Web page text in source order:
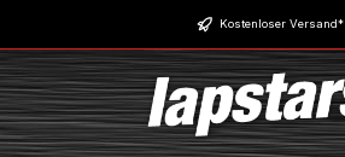
Zum Hauptinhalt springen Kostenloser Versand*